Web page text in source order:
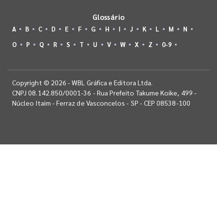
Glossário
A B C D E F G H I J K L M
N
O
P Q R S T U V W X Z 0-9
Copyright © 2026 - WBL Gráfica e Editora Ltda.
CNPJ 08.142.850/0001-36 - Rua Prefeito Takume Koike, 499 -
Núcleo Itaim - Ferraz de Vasconcelos - SP - CEP 08538-100